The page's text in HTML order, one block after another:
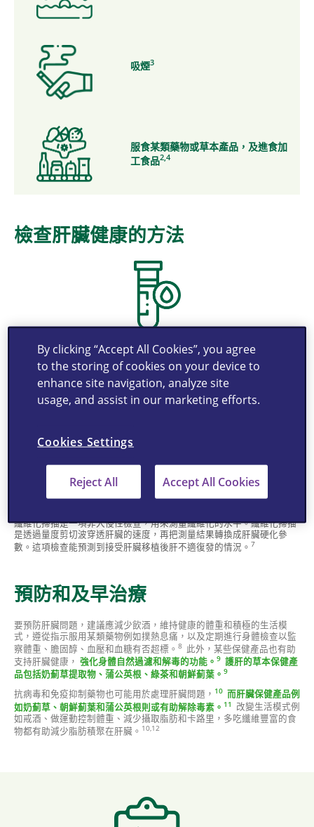
吸煙3
服食某類藥物或草本產品，及進食加
工食品2,4
檢查肝臟健康的方法
血液測試，又稱肝功能測試能測量血液中某類酶和蛋白質的水平。
液測試可用來篩查、衡量疾病的嚴重程度和監察病情進展。 不過，有
時肝功能檢測結果異常並不表示肝臟出現問題。
然而，進行非入侵性
的肝臟超聲波掃描，利用高頻率聲波則能實時攝錄肝臟影像，並檢視血
管的狀況。6
纖維化掃描是一項非入侵性檢查，用來測量纖維化的水平。纖維化掃描
是透過量度剪切波穿透肝臟的速度，再把測量結果轉換成肝臟硬化參
數。這項檢查能預測到接受肝臟移植後肝不適復發的情況。 7
預防和及早治療
要預防肝臟問題，建議應減少飲酒，維持健康的體重和積極的生活模
式，遵從指示服用某類藥物例如撲熱息痛，以及定期進行身體檢查以監
察體重、膽固醇、血壓和血糖有否超標。 8 此外，某些保健產品也有助
支持肝臟健康， 強化身體自然過濾和解毒的功能。 9 護肝的草本保健產
品包括奶薊草提取物、蒲公英根、綠茶和朝鮮薊葉。 9
抗病毒和免疫抑制藥物也可能用於處理肝臟問題， 10 而肝臟保健產品例
如奶薊草、朝鮮薊葉和蒲公英根則或有助解除毒素。 11
改變生活模式例
如戒酒、做運動控制體重、減少攝取脂肪和卡路里，多吃纖維豐富的食
物都有助減少脂肪積聚在肝臟。 10,12
By clicking “Accept All Cookies”, you agree
to the storing of cookies on your device to
enhance site navigation, analyze site
usage, and assist in our marketing efforts.
Cookies Settings
Reject All Accept All Cookies